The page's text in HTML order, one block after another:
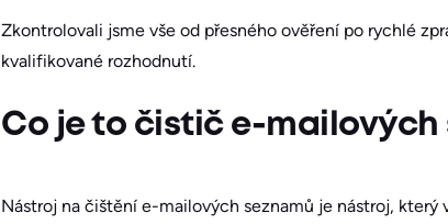
Zkontrolovali jsme vše od přesného ověření po rychlé
kvalifikované rozhodnutí.
​Co je to čistič e-mailových
Nástroj na čištění e-mailových seznamů je nástroj,